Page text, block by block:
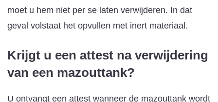
moet u hem niet per se laten verwijderen. In dat
geval volstaat het opvullen met inert materiaal.
Krijgt u een attest na verwijdering
van een mazouttank?
U ontvangt een attest wanneer de mazouttank wordt